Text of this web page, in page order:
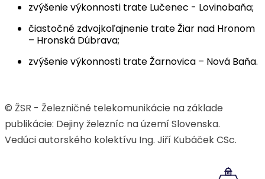
zvýšenie výkonnosti trate Lučenec - Lovinobaňa;
čiastočné zdvojkoľajnenie trate Žiar nad Hronom
– Hronská Dúbrava;
zvýšenie výkonnosti trate Žarnovica – Nová Baňa.
© ŽSR - Železničné telekomunikácie na základe
publikácie: Dejiny železníc na území Slovenska.
Vedúci autorského kolektívu Ing. Jiří Kubáček CSc.